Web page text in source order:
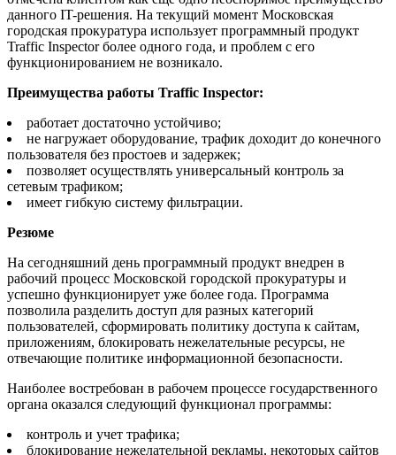
данного IT-решения. На текущий момент Московская
городская прокуратура использует программный продукт
Traffic Inspector более одного года, и проблем с его
функционированием не возникало.
Преимущества работы Traffic Inspector:
работает достаточно устойчиво;
не нагружает оборудование, трафик доходит до конечного
пользователя без простоев и задержек;
позволяет осуществлять универсальный контроль за
сетевым трафиком;
имеет гибкую систему фильтрации.
Резюме
На сегодняшний день программный продукт внедрен в
рабочий процесс Московской городской прокуратуры и
успешно функционирует уже более года. Программа
позволила разделить доступ для разных категорий
пользователей, сформировать политику доступа к сайтам,
приложениям, блокировать нежелательные ресурсы, не
отвечающие политике информационной безопасности.
Наиболее востребован в рабочем процессе государственного
органа оказался следующий функционал программы:
контроль и учет трафика;
блокирование нежелательной рекламы, некоторых сайтов